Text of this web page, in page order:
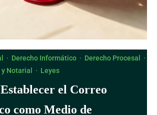
· Derecho Informático · Derecho Procesal
·
Notarial
· Leyes
el Correo
como Medio de